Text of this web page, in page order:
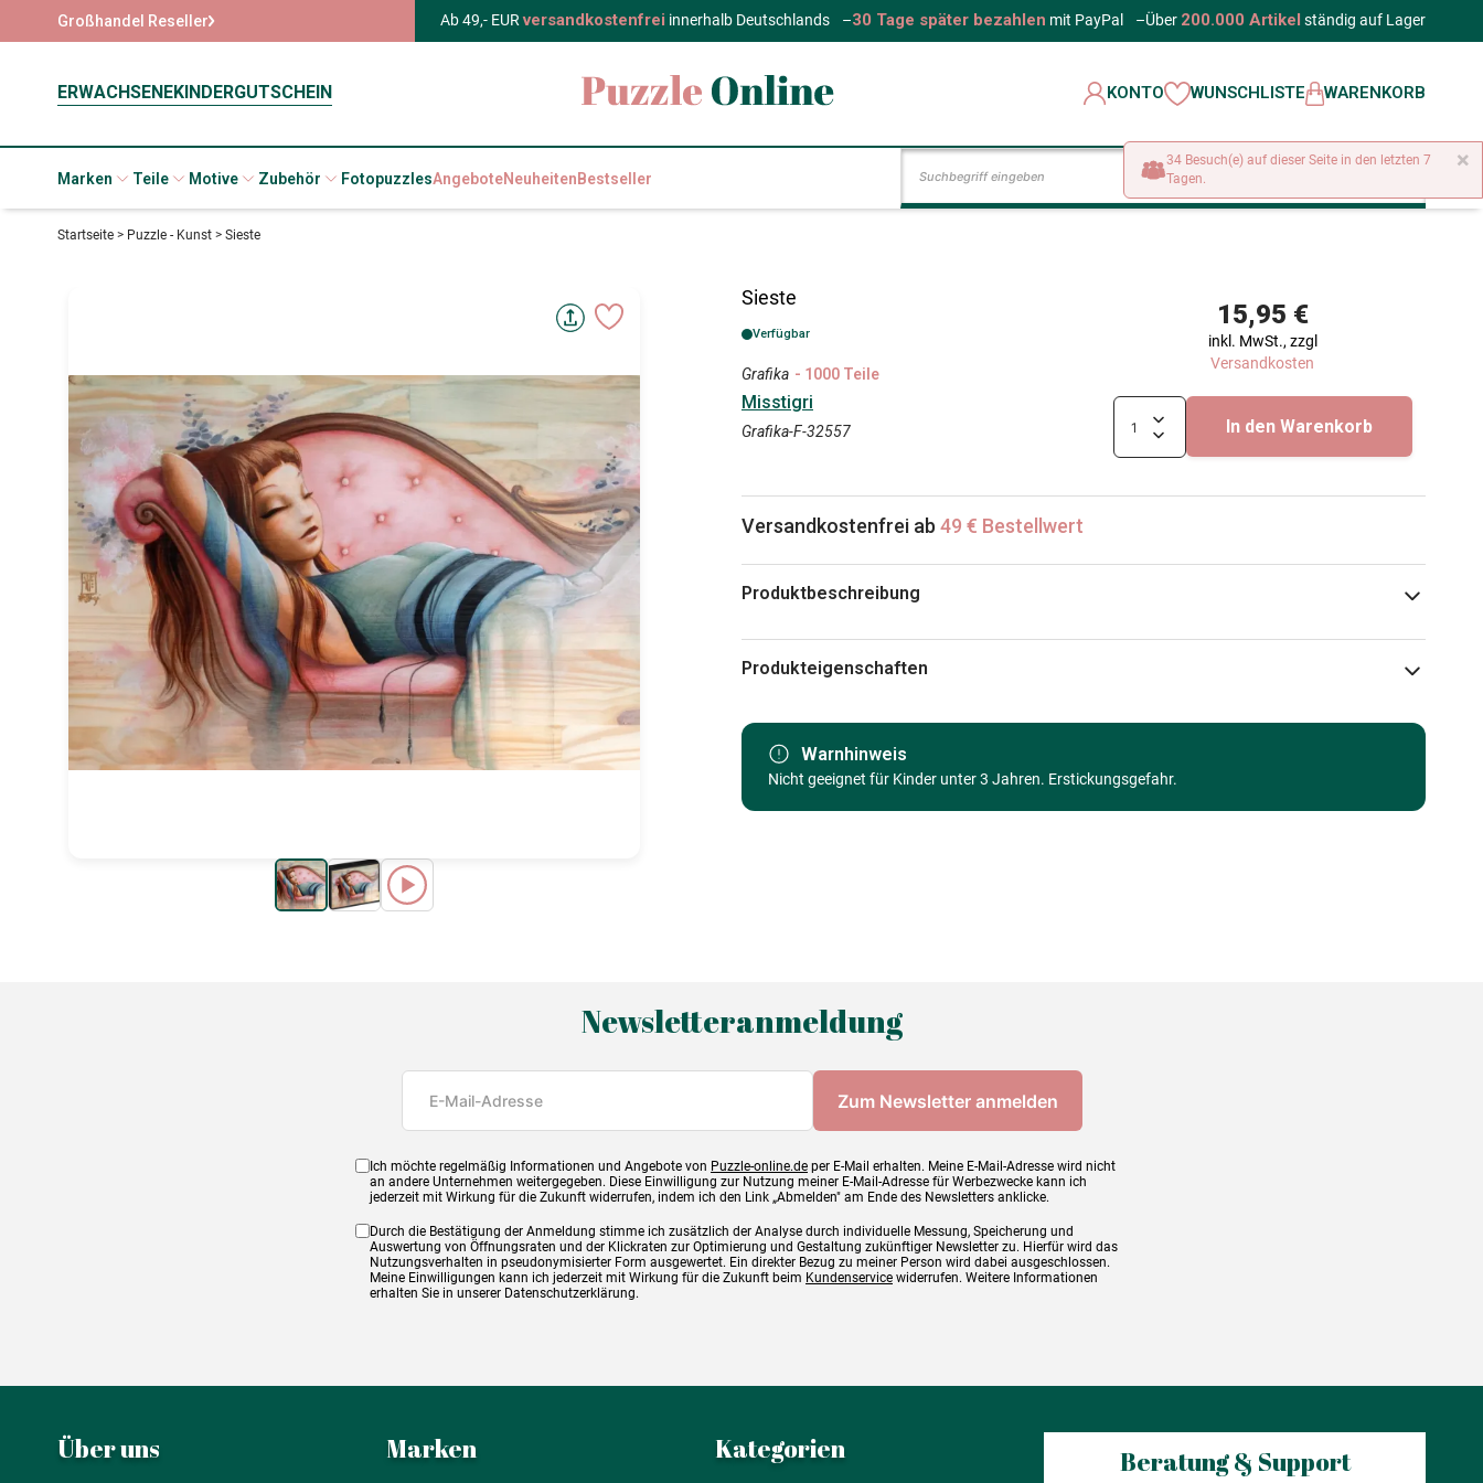
Großhandel Reseller Ab 49,- EURversandkostenfrei innerhalb Deutschlands –30 Tage später bezahlen mit PayPal –Über 200.000 Artikel ständig auf Lager
ERWACHSENEKINDERGUTSCHEIN KONTO WUNSCHLISTE WARENKORB
Marken Teile Motive Zubehör FotopuzzlesAngeboteNeuheitenBestseller
Startseite > Puzzle - Kunst > Sieste
Sieste
Verfügbar
Grafika - 1000 Teile
Misstigri
Grafika-F-32557
15,95 €
inkl. MwSt., zzgl
Versandkosten
In den Warenkorb
Versandkostenfrei ab 49 € Bestellwert
Produktbeschreibung
Misstigri
Produkteigenschaften
Kategorie
Puzzle für Erwachsene (500 bis 48000 Teile)
Warnhinweis
Nicht geeignet für Kinder unter 3 Jahren. Erstickungsgefahr.
Newsletteranmeldung
Ich möchte regelmäßig Informationen und Angebote von Puzzle-online.de per E-Mail erhalten. Meine E-Mail-Adresse wird nicht
an andere Unternehmen weitergegeben. Diese Einwilligung zur Nutzung meiner E-Mail-Adresse für Werbezwecke kann ich
jederzeit mit Wirkung für die Zukunft widerrufen, indem ich den Link „Abmelden" am Ende des Newsletters anklicke.
Durch die Bestätigung der Anmeldung stimme ich zusätzlich der Analyse durch individuelle Messung, Speicherung und
Auswertung von Öffnungsraten und der Klickraten zur Optimierung und Gestaltung zukünftiger Newsletter zu. Hierfür wird das
Nutzungsverhalten in pseudonymisierter Form ausgewertet. Ein direkter Bezug zu meiner Person wird dabei ausgeschlossen.
Meine Einwilligungen kann ich jederzeit mit Wirkung für die Zukunft beim Kundenservice widerrufen. Weitere Informationen
erhalten Sie in unserer Datenschutzerklärung.
Über uns Marken Kategorien Beratung & Support
×
34 Besuch(e) auf dieser Seite in den letzten 7
Tagen.